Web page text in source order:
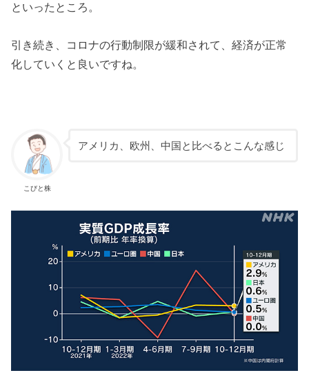
といったところ。
引き続き、コロナの行動制限が緩和されて、経済が正常
化していくと良いですね。
こびと株
アメリカ、欧州、中国と比べるとこんな感じ